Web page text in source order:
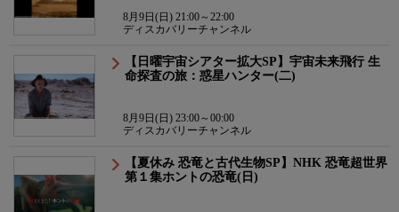
8月9日(日) 21:00～22:00
ディスカバリーチャンネル
【日曜宇宙シアター拡大SP】宇宙未来飛行 生
命探査の旅：惑星ハンター(二)
8月9日(日) 23:00～00:00
ディスカバリーチャンネル
【夏休み 恐竜と古代生物SP】NHK 恐竜超世界
第１集ホントの恐竜(日)